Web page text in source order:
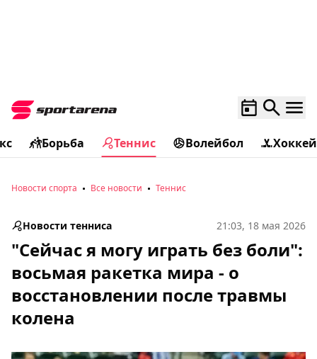
Борьба Теннис Волейбол Хоккей
Новости спорта Все новости Теннис
Новости тенниса 21:03, 18 мая 2026
"Сейчас я могу играть без боли":
восьмая ракетка мира - о
восстановлении после травмы
колена